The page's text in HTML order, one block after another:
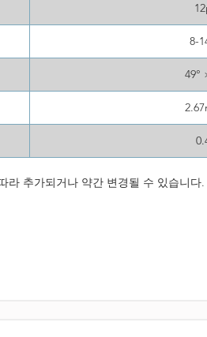
8-
49°
라 추가되거나 약간 변경될 수 있습니다.